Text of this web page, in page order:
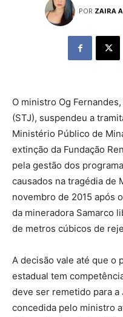
POR ZAIRA
O ministro Og
(STJ), suspendeu a
Ministério Público de
extinção da Fundação
pela gestão dos
causados na tragédia de
novembro de 2015 após
da mineradora Samarco
de metros cúbicos de
A decisão vale até que o
estadual tem
deve ser remetido para
concedida pelo ministro